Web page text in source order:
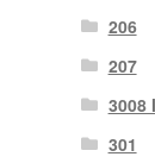
206
207
3008 I
301